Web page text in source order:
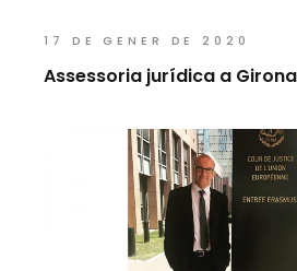
17 DE GENER DE 2020
Assessoria jurídica a Girona